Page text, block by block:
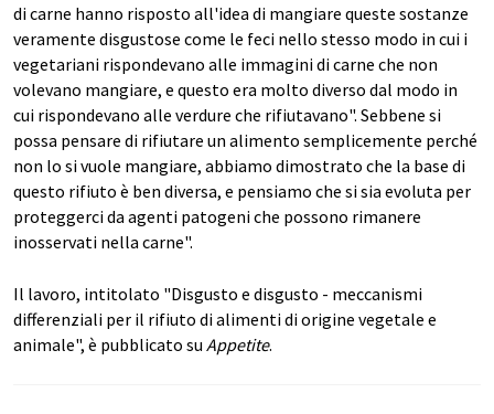
di carne hanno risposto all'idea di mangiare queste sostanze
veramente disgustose come le feci nello stesso modo in cui i
vegetariani rispondevano alle immagini di carne che non
volevano mangiare, e questo era molto diverso dal modo in
cui rispondevano alle verdure che rifiutavano". Sebbene si
possa pensare di rifiutare un alimento semplicemente perché
non lo si vuole mangiare, abbiamo dimostrato che la base di
questo rifiuto è ben diversa, e pensiamo che si sia evoluta per
proteggerci da agenti patogeni che possono rimanere
inosservati nella carne".
Il lavoro, intitolato "Disgusto e disgusto - meccanismi
differenziali per il rifiuto di alimenti di origine vegetale e
animale", è pubblicato su Appetite.